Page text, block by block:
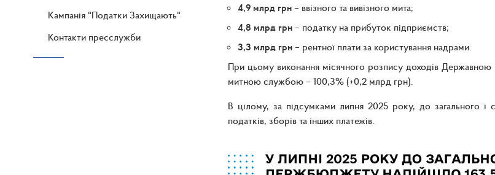
Кампанія "Податки Захищають"
Контакти пресслужби
4,9 млрд грн– ввізного та вивізного мита;
4,8 млрд грн– податку на прибуток підприємств;
3,3 млрд грн– рентної плати за користування надрами.
При цьому виконання місячного розпису доходів
митною службою – 100,3% (+0,2 млрд грн).
В цілому, за підсумками липня 2025 року, до загального
податків, зборів та інших платежів.